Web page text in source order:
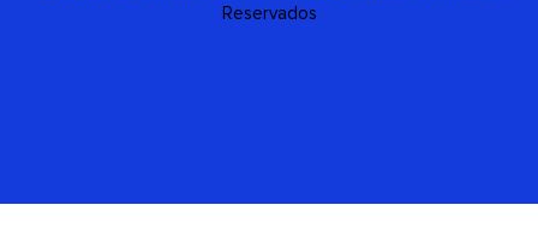
Reservados